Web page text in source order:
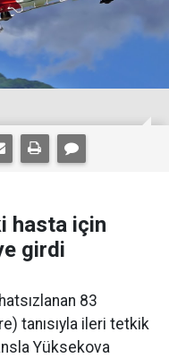
hasta için
girdi
83
tanısıyla ileri tetkik
Yüksekova